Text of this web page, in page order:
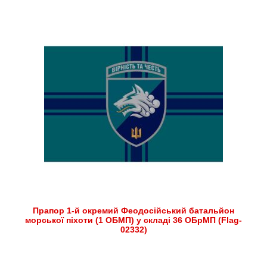
Прапор 1-й окремий Феодосійський батальйон
морської піхоти (1 ОБМП) у складі 36 ОБрМП (Flag-
02332)